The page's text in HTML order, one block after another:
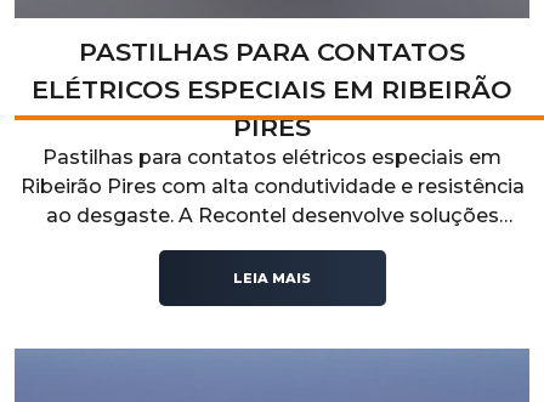
PASTILHAS PARA CONTATOS
ELÉTRICOS ESPECIAIS EM RIBEIRÃO
PIRES
Pastilhas para contatos elétricos especiais em
Ribeirão Pires com alta condutividade e resistência
ao desgaste. A Recontel desenvolve soluções
técnicas para aplicações industriais que exigem
desempenho elétrico, durabilidade e confiabilidade
operacional.
LEIA MAIS